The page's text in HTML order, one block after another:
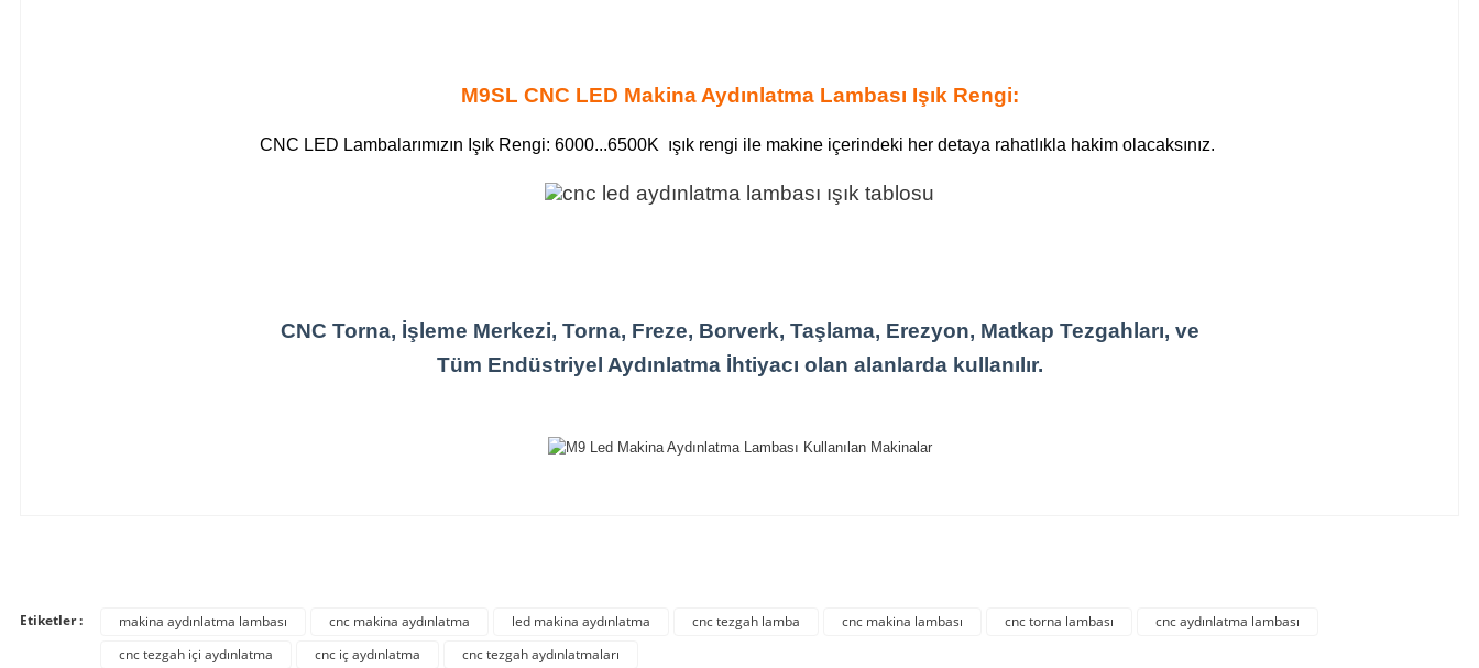
M9SL CNC LED Makina Aydınlatma Lambası Işık Rengi:
CNC LED Lambalarımızın Işık Rengi: 6000...6500K ışık rengi ile makine içerindeki her detaya rahatlıkla hakim olacaksınız.
CNC Torna, İşleme Merkezi, Torna, Freze, Borverk, Taşlama, Erezyon, Matkap Tezgahları, ve
Tüm Endüstriyel Aydınlatma İhtiyacı olan alanlarda kullanılır.
Etiketler : makina aydınlatma lambası cnc makina aydınlatma led makina aydınlatma cnc tezgah lamba cnc makina lambası cnc torna lambası
cnc aydınlatma lambası
cnc tezgah içi aydınlatma
cnc iç aydınlatma cnc tezgah aydınlatmaları